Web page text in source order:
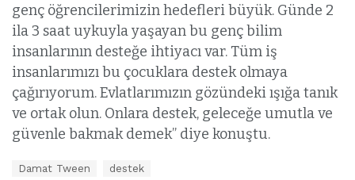
genç öğrencilerimizin hedefleri büyük. Günde 2
ila 3 saat uykuyla yaşayan bu genç bilim
insanlarının desteğe ihtiyacı var. Tüm iş
insanlarımızı bu çocuklara destek olmaya
çağırıyorum. Evlatlarımızın gözündeki ışığa tanık
ve ortak olun. Onlara destek, geleceğe umutla ve
güvenle bakmak demek” diye konuştu.
Damat Tween destek